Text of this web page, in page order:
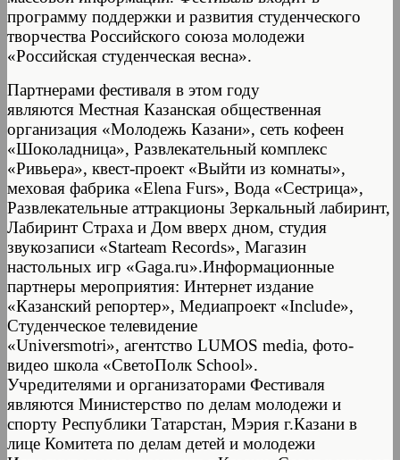
программу поддержки и развития студенческого
творчества Российского союза молодежи
«Российская студенческая весна».
Партнерами фестиваля в этом году
являются Местная Казанская общественная
организация «Молодежь Казани», сеть кофеен
«Шоколадница», Развлекательный комплекс
«Ривьера», квест-проект «Выйти из комнаты»,
меховая фабрика «Elena Furs», Вода «Сестрица»,
Развлекательные аттракционы Зеркальный лабиринт,
Лабиринт Страха и Дом вверх дном, студия
звукозаписи «Starteam Records», Магазин
настольных игр «Gaga.ru».Информационные
партнеры мероприятия: Интернет издание
«Казанский репортер», Медиапроект «Include»,
Студенческое телевидение
«Universmotri», агентство LUMOS media, фото-
видео школа «СветоПолк School».
Учредителями и организаторами Фестиваля
являются Министерство по делам молодежи и
спорту Республики Татарстан, Мэрия г.Казани в
лице Комитета по делам детей и молодежи